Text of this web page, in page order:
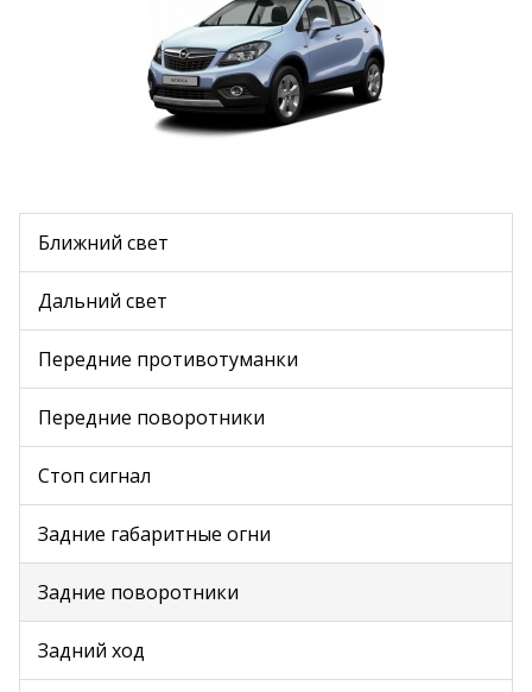
Ближний свет
Дальний свет
Передние противотуманки
Передние поворотники
Стоп сигнал
Задние габаритные огни
Задние поворотники
Задний ход